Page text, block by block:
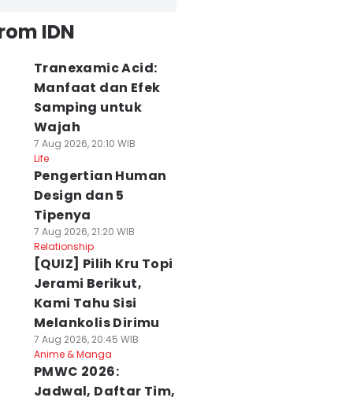
IDN
Tranexamic Acid:
Manfaat dan Efek
Samping untuk
Wajah
7 Aug 2026, 20:10 WIB
Life
Pengertian Human
Design dan 5
Tipenya
7 Aug 2026, 21:20 WIB
Relationship
[QUIZ] Pilih Kru Topi
Jerami Berikut,
Kami Tahu Sisi
Melankolis Dirimu
7 Aug 2026, 20:45 WIB
Anime & Manga
PMWC 2026:
Jadwal, Daftar Tim,